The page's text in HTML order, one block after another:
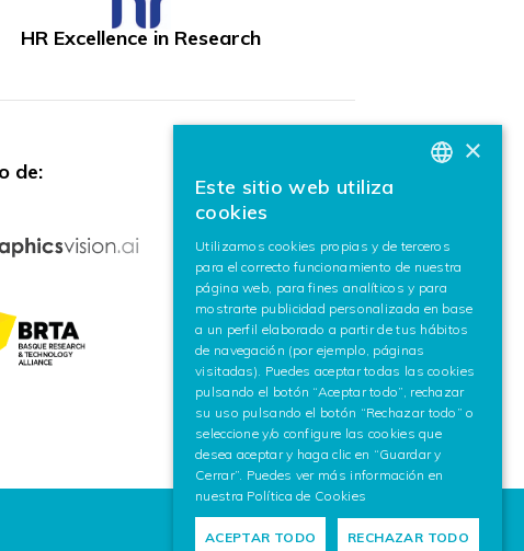
HR Excellence in Research
de:
ENGLISH
×
Este sitio web utiliza
cookies
Utilizamos cookies propias y de terceros
para el correcto funcionamiento de nuestra
página web, para fines analíticos y para
mostrarte publicidad personalizada en base
a un perfil elaborado a partir de tus hábitos
de navegación (por ejemplo, páginas
visitadas). Puedes aceptar todas las cookies
pulsando el botón “Aceptar todo”, rechazar
su uso pulsando el botón “Rechazar todo” o
seleccione y/o configure las cookies que
desea aceptar y haga clic en “Guardar y
Cerrar”. Puedes ver más información en
nuestra Política de Cookies
ACEPTAR TODO RECHAZAR TODO